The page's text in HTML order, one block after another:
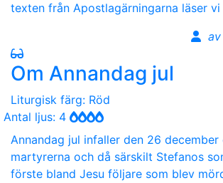
texten från Apostlagärningarna läser vi
Om Annandag jul
Liturgisk färg: Röd
Antal ljus: 4
Annandag jul infaller den 26 december
martyrerna och då särskilt Stefanos
förste bland Jesu följare som blev